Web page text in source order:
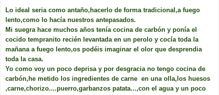
Lo ideal seria como antaño,hacerlo de forma tradicional,a fuego
lento,como lo hacía nuestros antepasados.
Mi suegra hace muchos años tenía cocina de carbón y ponía el
cocido tempranito recién levantada en un perolo y cocía toda la
mañana a fuego lento,os podéis imaginar el olor que desprendia
toda la casa.
Yo como voy un poco deprisa y por desgracia no tengo cocina de
carbón,he metido los ingredientes de carne en una olla,los huesos
,carne,chorizo....puerro,garbanzos patata...,con el agua y un poco